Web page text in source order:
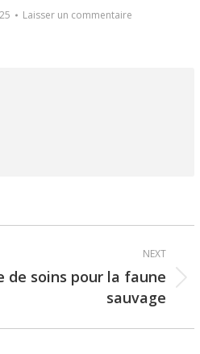
Laisser un commentaire
NEXT
de soins pour la faune
sauvage